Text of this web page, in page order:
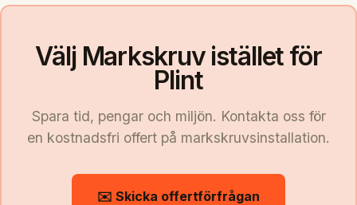
Välj Markskruv istället för
Plint
Spara tid, pengar och miljön. Kontakta oss för
en kostnadsfri offert på markskruvsinstallation.
✉️ Skicka offertförfrågan